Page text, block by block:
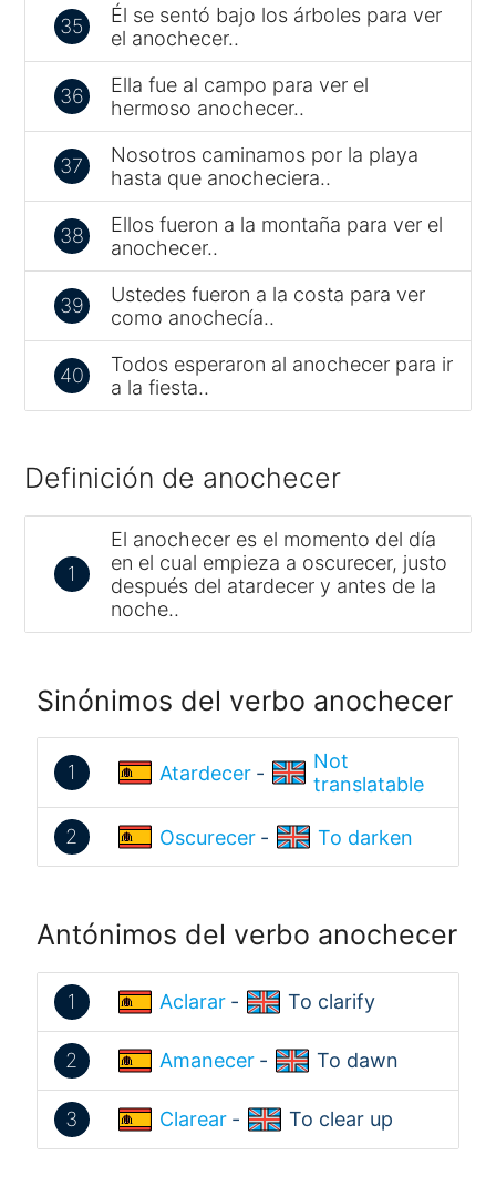
35
Él se sentó bajo los árboles para ver
el anochecer..
36
Ella fue al campo para ver el
hermoso anochecer..
37
Nosotros caminamos por la playa
hasta que anocheciera..
38
Ellos fueron a la montaña para ver el
anochecer..
39
Ustedes fueron a la costa para ver
como anochecía..
40
Todos esperaron al anochecer para ir
a la fiesta..
Definición de anochecer
1
El anochecer es el momento del día
en el cual empieza a oscurecer, justo
después del atardecer y antes de la
noche..
Sinónimos del verbo anochecer
1 Atardecer -
Not
translatable
2 Oscurecer - To darken
Antónimos del verbo anochecer
1 Aclarar - To clarify
2 Amanecer - To dawn
3 Clarear - To clear up